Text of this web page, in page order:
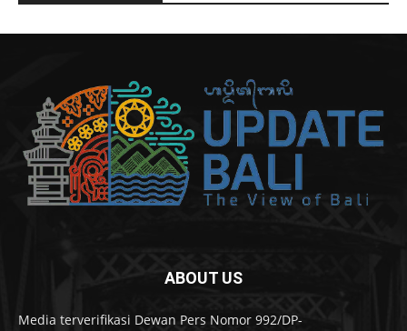
ABOUT US
Media terverifikasi Dewan Pers Nomor 992/DP-